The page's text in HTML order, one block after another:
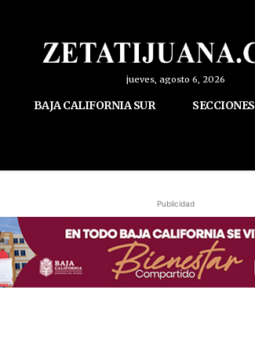
jueves, agosto 6, 2026
BAJA CALIFORNIA SUR SECCIONES
Publicidad